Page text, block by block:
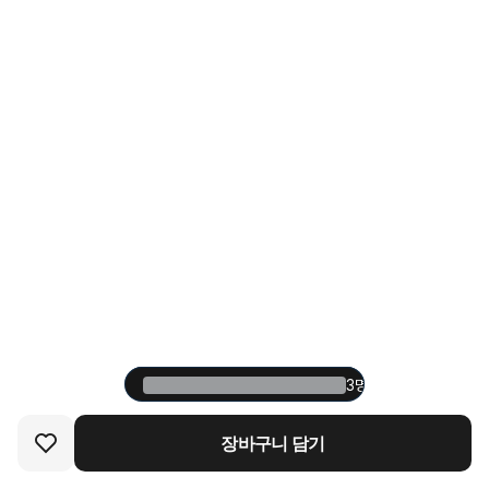
3명 중 1명이 재구매한
장바구니 담기
3명 중 1명이 재구매한
장바구니 담기